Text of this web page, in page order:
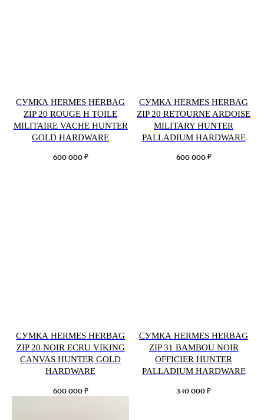
СУМКА HERMES HERBAG
ZIP 20 ROUGE H TOILE
MILITAIRE VACHE HUNTER
GOLD HARDWARE
600 000 ₽
СУМКА HERMES HERBAG
ZIP 20 RETOURNE ARDOISE
MILITARY HUNTER
PALLADIUM HARDWARE
600 000 ₽
СУМКА HERMES HERBAG
ZIP 20 NOIR ECRU VIKING
CANVAS HUNTER GOLD
HARDWARE
600 000 ₽
СУМКА HERMES HERBAG
ZIP 31 BAMBOU NOIR
OFFICIER HUNTER
PALLADIUM HARDWARE
340 000 ₽